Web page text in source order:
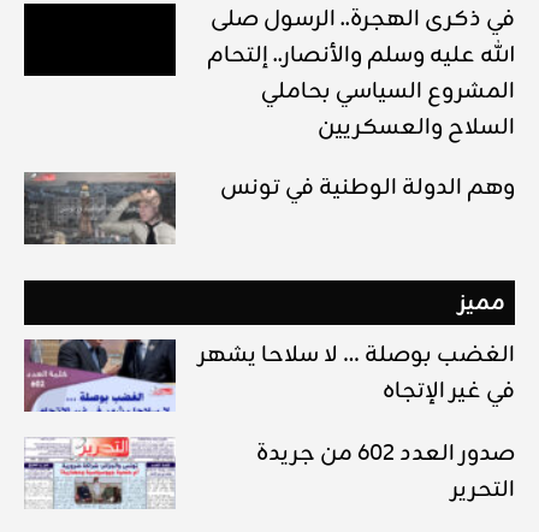
في ذكرى الهجرة.. الرسول صلى
الله عليه وسلم والأنصار.. إلتحام
المشروع السياسي بحاملي
السلاح والعسكريين
وهم الدولة الوطنية في تونس
مميز
الغضب بوصلة … لا سلاحا يشهر
في غير الإتجاه
صدور العدد 602 من جريدة
التحرير